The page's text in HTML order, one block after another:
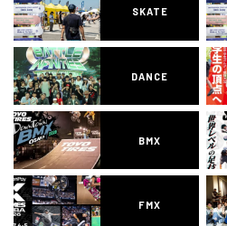
SKATE
DANCE
BMX
FMX